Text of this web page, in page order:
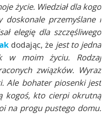
życie. Wiedział dla kogo
doskonale przemyślane i
elegię dla szczęśliwego
dodając, że jest to jedna
w moim życiu. Rodzaj
związków. Wyraz
Ale bohater piosenki jest
kogoś, kto cierpi okrutną
na progu pustego domu.